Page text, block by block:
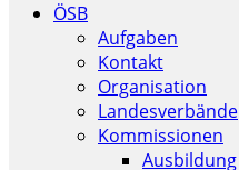
ÖSB
Aufgaben
Kontakt
Organisation
Landesverbände
Kommissionen
Ausbildung